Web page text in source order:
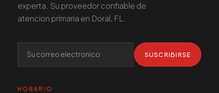
experta. Su proveedor confiable de
atencion primaria en Doral, FL.
SUSCRIBIRSE
HORARIO